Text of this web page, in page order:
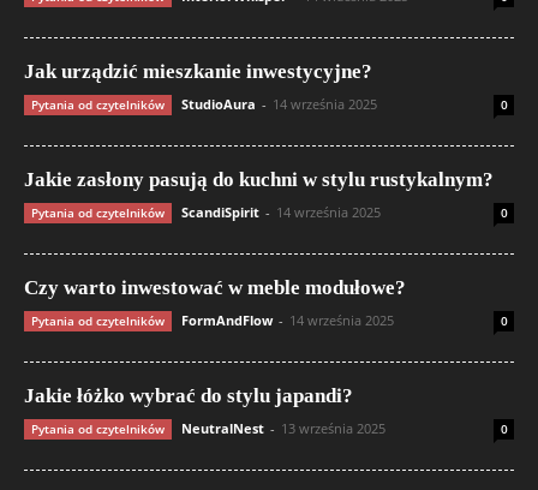
Jak urządzić mieszkanie inwestycyjne?
Pytania od czytelników StudioAura - 14 września 2025 0
Jakie zasłony pasują do kuchni w stylu rustykalnym?
Pytania od czytelników ScandiSpirit - 14 września 2025 0
Czy warto inwestować w meble modułowe?
Pytania od czytelników FormAndFlow - 14 września 2025 0
Jakie łóżko wybrać do stylu japandi?
Pytania od czytelników NeutralNest - 13 września 2025 0